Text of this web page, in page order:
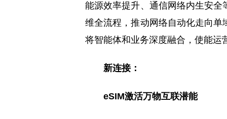
能源效率提升、通信网络内生安
维全流程，推动网络自动化走向
将智能体和业务深度融合，使能运
新连接：
eSIM激活万物互联潜能